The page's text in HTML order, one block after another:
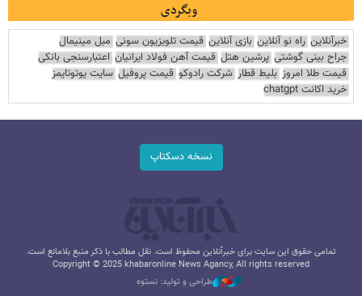
وبگردی
خبرآنلاین راه نو آنلاین بازی آنلاین قیمت تلویزیون سونی مبل مینیمال
جراح بینی گوشتی پرشین هتل قیمت آهن فولاد ایرانیان اعتبارسنجی بانکی
قیمت طلا امروز بلیط قطار شرکت رادوکو قیمت پروفیل سایت یوتوتایمز
خرید اکانت chatgpt
نسخه دسکتاپ
تمامی حقوق این سایت برای خبرآنلاین محفوظ است. نقل مطالب با ذکر منبع بلامانع است.
Copyright © 2025 khabaronline News Agancy, All rights reserved
طراحی و تولید: نستوه